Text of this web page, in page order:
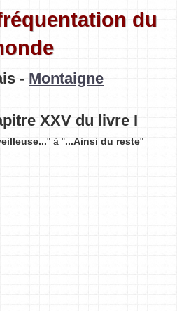
du
- Montaigne
XXV du livre I
" à "...Ainsi du reste"